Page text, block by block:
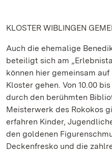
KLOSTER WIBLINGEN
Auch die ehemalige
beteiligt sich am
können hier gemeinsam
Kloster gehen. Von 10.00
durch den berühmten
Meisterwerk des Rokokos
erfahren Kinder,
den goldenen
Deckenfresko und die